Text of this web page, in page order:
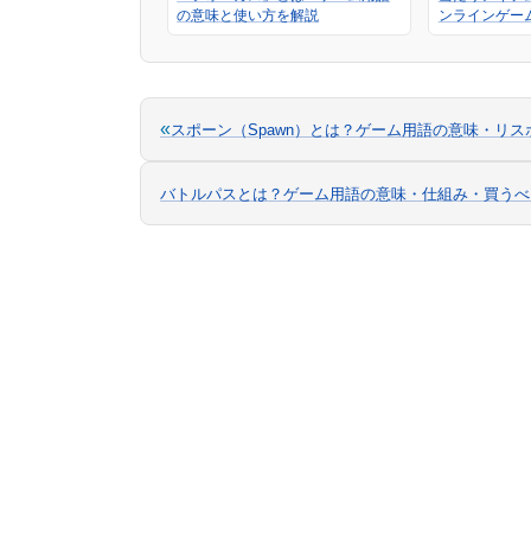
の意味と使い方を解説
ンラインゲー
«スポーン（Spawn）とは？ゲーム用語の意味・リ
バトルパスとは？ゲーム用語の意味・仕組み・買う